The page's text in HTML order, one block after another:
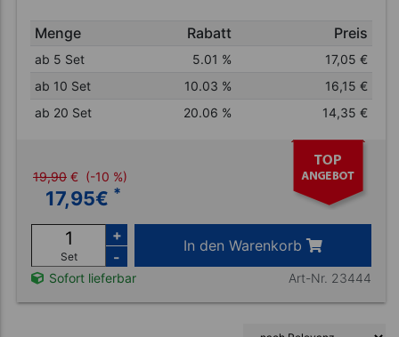
Menge Rabatt Preis
ab 5 Set 5.01 % 17,05€
ab 10 Set
10.03 % 16,15€
ab 20 Set
20.06 % 14,35€
19,90 € (-10 %)
17,95€ *
Set
+
-
In den Warenkorb
Sofort lieferbar Art-Nr. 23444